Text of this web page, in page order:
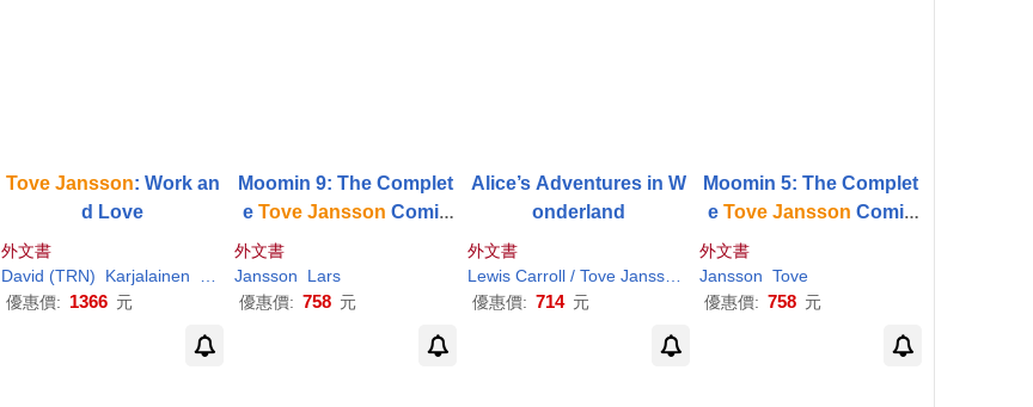
Tove Jansson: Work an
d Love
外文書
David (TRN)
Karjalainen
Tuula/ McDuff
優惠價: 1366 元
Moomin 9: The Complet
e Tove Jansson Comic
外文書
Jansson
Lars
優惠價: 758 元
Alice’s Adventures in W
onderland
外文書
Lewis Carroll / Tove Jansson
優惠價: 714 元
Moomin 5: The Complet
e Tove Jansson Comic
外文書
Jansson Tove
優惠價: 758 元